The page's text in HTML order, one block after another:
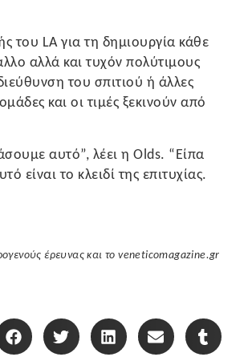
του LA για τη δημιουργία κάθε
αλλά και τυχόν πολύτιμους
του σπιτιού ή άλλες
και οι τιμές ξεκινούν από
αυτό”, λέει η Olds. “Είπα
είναι το κλειδί της επιτυχίας.
έρευνας και το veneticomagazine.gr